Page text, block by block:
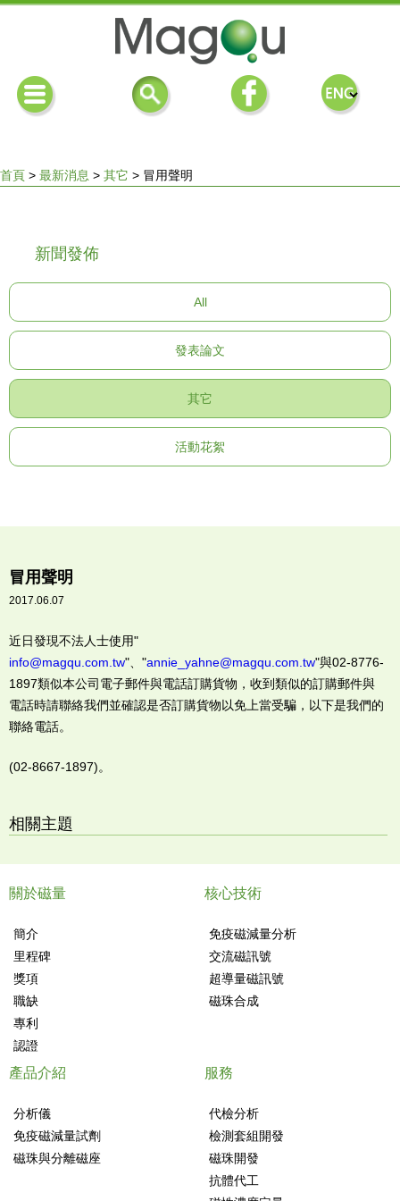
這
裡
首頁 > 最新消息 > 其它 > 冒用聲明
新聞發佈
All
發表論文
其它
活動花絮
冒用聲明
2017.06.07
近日發現不法人士使用"
info@magqu.com.tw"、"annie_yahne@magqu.com.tw"與02-8776-
1897類似本公司電子郵件與電話訂購貨物，收到類似的訂購郵件與
電話時請聯絡我們並確認是否訂購貨物以免上當受騙，以下是我們的
聯絡電話。
(02-8667-1897)。
相關主題
關於磁量
簡介
里程碑
獎項
職缺
專利
認證
核心技術
免疫磁減量分析
交流磁訊號
超導量磁訊號
磁珠合成
產品介紹
分析儀
免疫磁減量試劑
磁珠與分離磁座
服務
代檢分析
檢測套組開發
磁珠開發
抗體代工